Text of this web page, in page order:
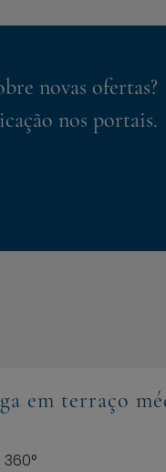
novas ofertas?
nos portais.
em terraço
360°